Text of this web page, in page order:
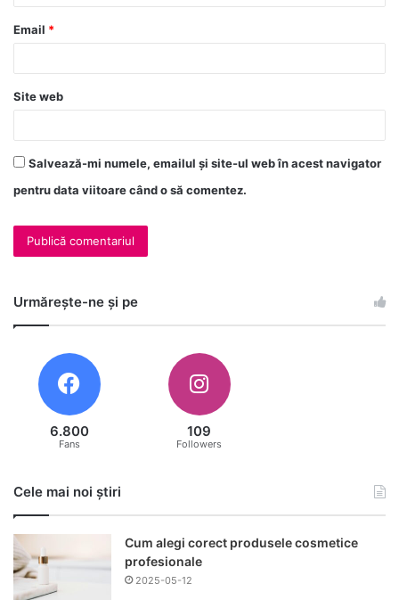
Email *
Site web
Salvează-mi numele, emailul și site-ul web în acest navigator
pentru data viitoare când o să comentez.
Urmărește-ne și pe
6.800
Fans
109
Followers
Cele mai noi știri
Cum alegi corect produsele cosmetice
profesionale
2025-05-12